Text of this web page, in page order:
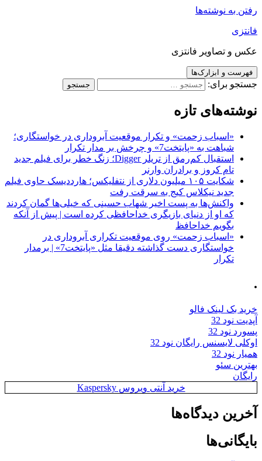
رفتن به نوشته‌ها
فانتزی
عکس و تصاویر فانتزی
فهرست و ابزارک‌ها
جستجو برای:
نوشته‌های تازه
«اسباب زحمت» و تکرار موقعیت آبروداری در خواستگاری؛
شباهت به «پایتخت7» و چرخش بر مدار تکرار
استقبال کم‌رمق از تریلر Digger؛ زنگ خطر برای فیلم جدید
تام کروز و برادران وارنر
شکایت ۱۰۵ میلیون دلاری از نتفلیکس؛ هارددیسک حاوی فیلم
جدید نیکلاس کیج به سرقت رفت
واکنش‌ها به پست اخیر شهاب حسینی که خیلی‌ها گمان کردند
که او از دنیای بازیگری خداحافظی کرده است | پیش از آنکه
بگویم خداحافظ
«اسباب زحمت» روی موقعیت تکراری آبروداری در
خواستگاری دست گذاشته دقیقا مثل «پایتخت7» | برمدار
تکرار
.
خرید بک لینک فالو
آپدیت نود 32
پسورد نود 32
اوکلی لایسنس رایگان نود 32
همیار نود 32
بهترین سئو
رایگان
خرید آنتی ویروس Kaspersky
آخرین دیدگاه‌ها
بایگانی‌ها